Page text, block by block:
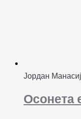
Јордан
Осонета